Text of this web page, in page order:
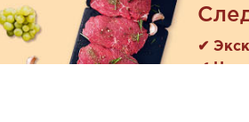
✔
✔